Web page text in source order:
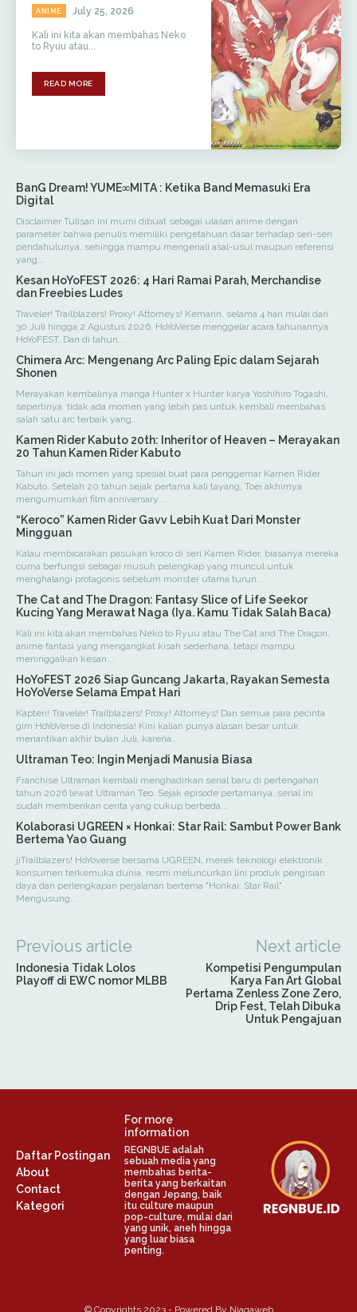
ANIME July 25, 2026
Kali ini kita akan membahas Neko
to Ryuu atau...
READ MORE
BanG Dream! YUME∞MITA : Ketika Band Memasuki Era
Digital
Disclaimer Tulisan ini murni dibuat sebagai ulasan anime dengan
parameter bahwa penulis memiliki pengetahuan dasar terhadap seri-seri
pendahulunya, sehingga mampu mengenali asal-usul maupun referensi
yang...
Kesan HoYoFEST 2026: 4 Hari Ramai Parah, Merchandise
dan Freebies Ludes
Traveler! Trailblazers! Proxy! Attorneys! Kemarin, selama 4 hari mulai dari
30 Juli hingga 2 Agustus 2026, HoYoVerse menggelar acara tahunannya:
HoYoFEST. Dan di tahun...
Chimera Arc: Mengenang Arc Paling Epic dalam Sejarah
Shonen
Merayakan kembalinya manga Hunter x Hunter karya Yoshihiro Togashi,
sepertinya tidak ada momen yang lebih pas untuk kembali membahas
salah satu arc terbaik yang...
Kamen Rider Kabuto 20th: Inheritor of Heaven – Merayakan
20 Tahun Kamen Rider Kabuto
Tahun ini jadi momen yang spesial buat para penggemar Kamen Rider
Kabuto. Setelah 20 tahun sejak pertama kali tayang, Toei akhirnya
mengumumkan film anniversary...
“Keroco” Kamen Rider Gavv Lebih Kuat Dari Monster
Mingguan
Kalau membicarakan pasukan kroco di seri Kamen Rider, biasanya mereka
cuma berfungsi sebagai musuh pelengkap yang muncul untuk
menghalangi protagonis sebelum monster utama turun...
The Cat and The Dragon: Fantasy Slice of Life Seekor
Kucing Yang Merawat Naga (Iya. Kamu Tidak Salah Baca)
Kali ini kita akan membahas Neko to Ryuu atau The Cat and The Dragon,
anime fantasi yang mengangkat kisah sederhana, tetapi mampu
meninggalkan kesan...
HoYoFEST 2026 Siap Guncang Jakarta, Rayakan Semesta
HoYoVerse Selama Empat Hari
Kapten! Traveler! Trailblazers! Proxy! Attorneys! Dan semua para pecinta
gim HoYoVerse di Indonesia! Kini kalian punya alasan besar untuk
menantikan akhir bulan Juli, karena...
Ultraman Teo: Ingin Menjadi Manusia Biasa
Franchise Ultraman kembali menghadirkan serial baru di pertengahan
tahun 2026 lewat Ultraman Teo. Sejak episode pertamanya, serial ini
sudah memberikan cerita yang cukup berbeda...
Kolaborasi UGREEN × Honkai: Star Rail: Sambut Power Bank
Bertema Yao Guang
jiTrailblazers! HoYoverse bersama UGREEN, merek teknologi elektronik
konsumen terkemuka dunia, resmi meluncurkan lini produk pengisian
daya dan perlengkapan perjalanan bertema "Honkai: Star Rail".
Mengusung...
Previous article
Indonesia Tidak Lolos
Playoff di EWC nomor MLBB
Next article
Kompetisi Pengumpulan
Karya Fan Art Global
Pertama Zenless Zone Zero,
Drip Fest, Telah Dibuka
Untuk Pengajuan
Daftar Postingan
About
Contact
Kategori
For more
information
REGNBUE adalah
sebuah media yang
membahas berita-
berita yang berkaitan
dengan Jepang, baik
itu culture maupun
pop-culture, mulai dari
yang unik, aneh hingga
yang luar biasa
penting.